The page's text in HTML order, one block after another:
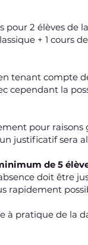
pour 2 élèves de
+ 1 cours
tenant compte
cependant la
pour raisons
justificatif sera
de 5
doit être
rapidement
à pratique de la